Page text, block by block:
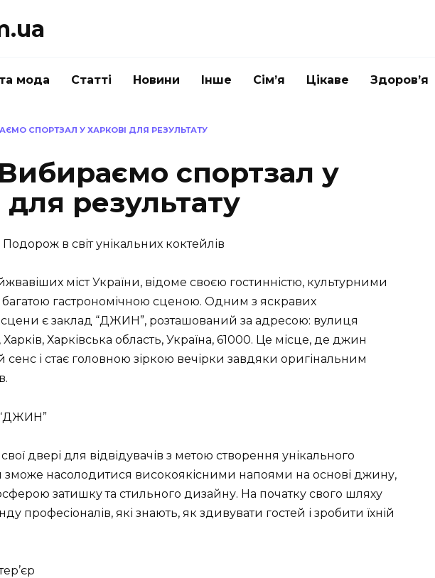
мода Статті Новини Інше Сім’я Цікаве Здоров’я
СПОРТЗАЛ У ХАРКОВІ ДЛЯ РЕЗУЛЬТАТУ
спортзал у
для результату
в світ унікальних коктейлів
міст України, відоме своєю гостинністю, культурними
багатою гастрономічною сценою. Одним з яскравих
сцени є заклад “ДЖИН”, розташований за адресою: вулиця
Харків, Харківська область, Україна, 61000. Це місце, де джин
і стає головною зіркою вечірки завдяки оригінальним
“ДЖИН”
двері для відвідувачів з метою створення унікального
зможе насолодитися високоякісними напоями на основі джину,
затишку та стильного дизайну. На початку свого шляху
професіоналів, які знають, як здивувати гостей і зробити їхній